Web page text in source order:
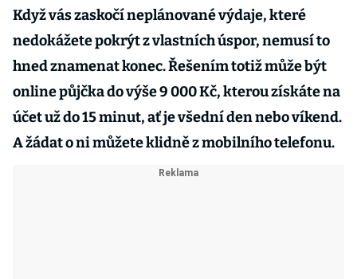
Když vás zaskočí neplánované výdaje, které
nedokážete pokrýt z vlastních úspor, nemusí to
hned znamenat konec. Řešením totiž může být
online půjčka do výše 9 000 Kč, kterou získáte na
účet už do 15 minut, ať je všední den nebo víkend.
A žádat o ni můžete klidně z mobilního telefonu.